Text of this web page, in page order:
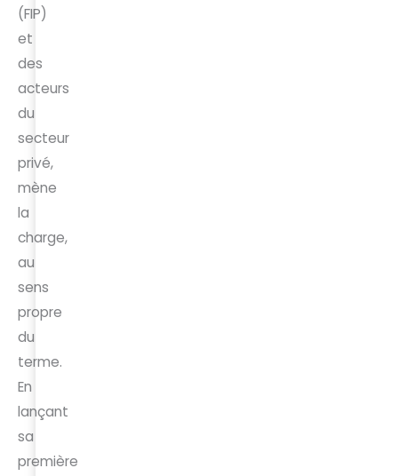
(FIP)
et
des
acteurs
du
secteur
privé,
mène
la
charge,
au
sens
propre
du
terme.
En
lançant
sa
première